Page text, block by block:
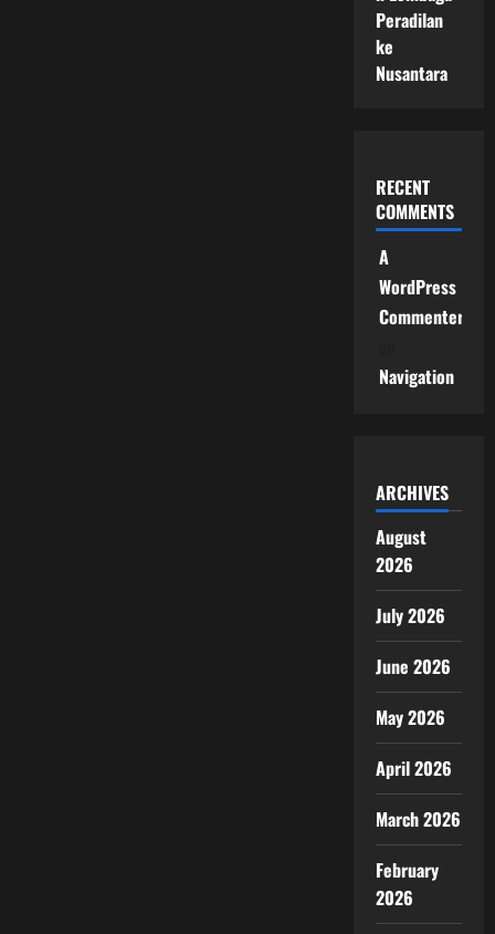
Peradilan
ke
Nusantara
RECENT
COMMENTS
A
WordPress
Commenter
Navigation
ARCHIVES
August
2026
July 2026
June 2026
May 2026
April 2026
March 2026
February
2026